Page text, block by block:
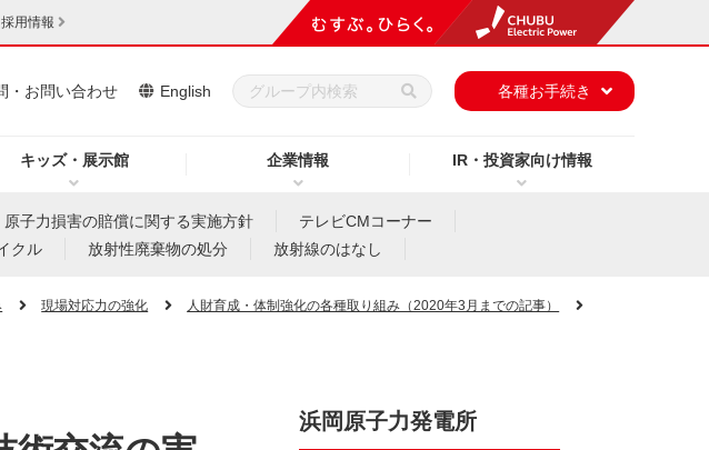
キッズ・展示館 企業情報 IR・投資家向け情報
・お問い合わせ English 各種お手続き
採用情報
原子力損害の賠償に関する実施方針
テレビCMコーナー
クル 放射性廃棄物の処分 放射線のはなし
現場対応力の強化 人財育成・体制強化の各種取り組み（2020年3月までの記事）
浜岡原子力発電所